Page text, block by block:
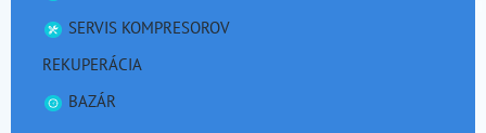
SERVIS KOMPRESOROV
REKUPERÁCIA
BAZÁR